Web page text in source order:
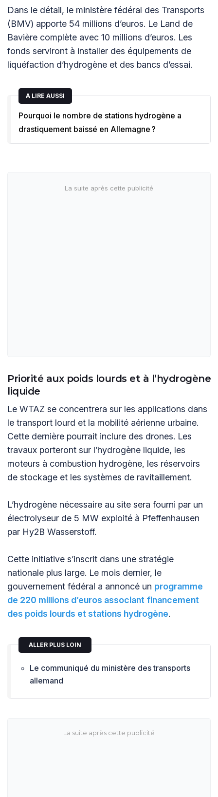
Dans le détail, le ministère fédéral des Transports
(BMV) apporte 54 millions d’euros. Le Land de
Bavière complète avec 10 millions d’euros. Les
fonds serviront à installer des équipements de
liquéfaction d’hydrogène et des bancs d’essai.
A LIRE AUSSI
Pourquoi le nombre de stations hydrogène a
drastiquement baissé en Allemagne ?
Priorité aux poids lourds et à l’hydrogène
liquide
Le WTAZ se concentrera sur les applications dans
le transport lourd et la mobilité aérienne urbaine.
Cette dernière pourrait inclure des drones. Les
travaux porteront sur l’hydrogène liquide, les
moteurs à combustion hydrogène, les réservoirs
de stockage et les systèmes de ravitaillement.
L’hydrogène nécessaire au site sera fourni par un
électrolyseur de 5 MW exploité à Pfeffenhausen
par Hy2B Wasserstoff.
Cette initiative s’inscrit dans une stratégie
nationale plus large. Le mois dernier, le
gouvernement fédéral a annoncé un programme
de 220 millions d’euros associant financement
des poids lourds et stations hydrogène.
ALLER PLUS LOIN
Le communiqué du ministère des transports
allemand